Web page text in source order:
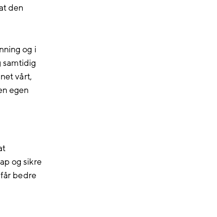
den
og i
samtidig
vårt,
egen
og sikre
bedre